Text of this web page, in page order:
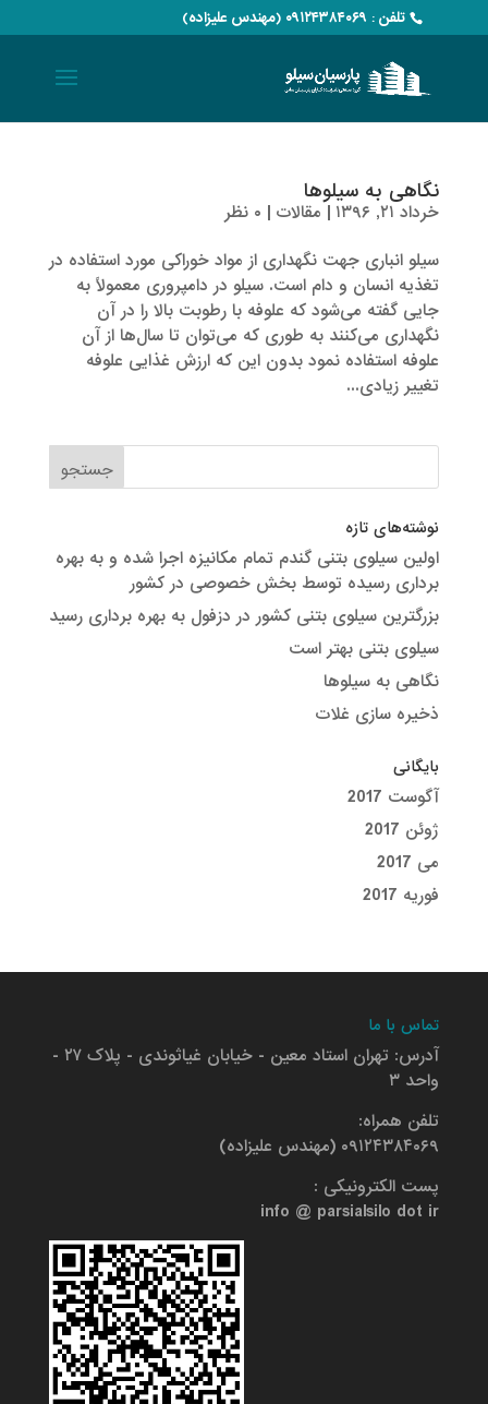
تلفن : ۰۹۱۲۴۳۸۴۰۶۹ (مهندس علیزاده)
نگاهی به سیلوها
خرداد ۲۱, ۱۳۹۶ | مقالات | ۰ نظر
سیلو انباری جهت نگهداری از مواد خوراکی مورد استفاده در
تغذیه انسان و دام است. سیلو در دامپروری معمولاً به
جایی گفته می‌شود که علوفه با رطوبت بالا را در آن
نگهداری می‌کنند به طوری که می‌توان تا سال‌ها از آن
علوفه استفاده نمود بدون این که ارزش غذایی علوفه
تغییر زیادی...
نوشته‌های تازه
اولین سیلوی بتنی گندم تمام مکانیزه اجرا شده و به بهره
برداری رسیده توسط بخش خصوصی در کشور
بزرگترین سیلوی بتنی کشور در دزفول به بهره برداری رسید
سیلوی بتنی بهتر است
نگاهی به سیلوها
ذخیره سازی غلات
بایگانی
آگوست 2017
ژوئن 2017
می 2017
فوریه 2017
تماس با ما
آدرس: تهران استاد معین - خیابان غیاثوندی - پلاک ۲۷ -
واحد ۳
تلفن همراه:
۰۹۱۲۴۳۸۴۰۶۹ (مهندس علیزاده)
پست الکترونیکی :
info @ parsialsilo dot ir